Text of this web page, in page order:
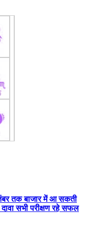
तक बाजार में आ सकती
सभी परीक्षण रहे सफल